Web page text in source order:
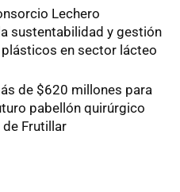
Lechero
sustentabilidad y gestión
en sector lácteo
de $620 millones para
pabellón quirúrgico
Frutillar